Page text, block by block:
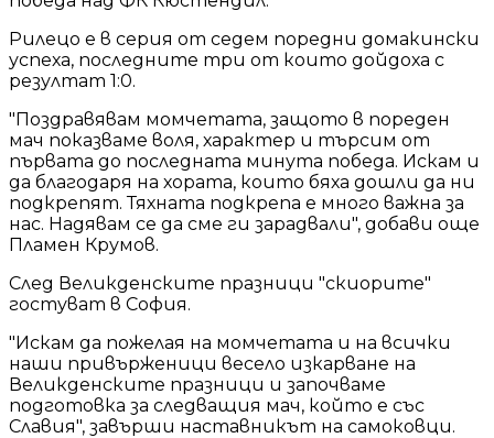
Рилецо е в серия от седем поредни домакински
успеха, последните три от които дойдоха с
резултат 1:0.
"Поздравявам момчетата, защото в пореден
мач показваме воля, характер и търсим от
първата до последната минута победа. Искам и
да благодаря на хората, които бяха дошли да ни
подкрепят. Тяхната подкрепа е много важна за
нас. Надявам се да сме ги зарадвали", добави още
Пламен Крумов.
След Великденските празници "скиорите"
гостуват в София.
"Искам да пожелая на момчетата и на всички
наши привърженици весело изкарване на
Великденските празници и започваме
подготовка за следващия мач, който е със
Славия", завърши наставникът на самоковци.